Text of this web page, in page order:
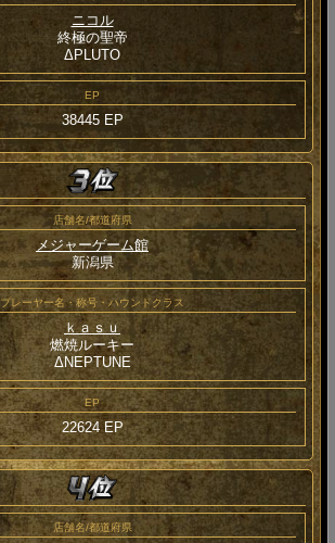
ニコル
終極の聖帝
ΔPLUTO
EP
38445 EP
店舗名/都道府県
メジャーゲーム館
新潟県
プレーヤー名・称号・ハウンドクラス
ｋａｓｕ
燃焼ルーキー
ΔNEPTUNE
EP
22624 EP
店舗名/都道府県